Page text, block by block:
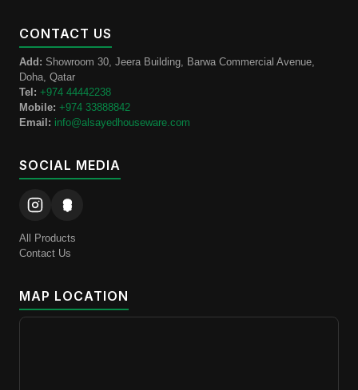
CONTACT US
Add: Showroom 30, Jeera Building, Barwa Commercial Avenue,
Doha, Qatar
Tel: +974 44442238
Mobile: +974 33888842
Email: info@alsayedhouseware.com
SOCIAL MEDIA
All Products
Contact Us
MAP LOCATION